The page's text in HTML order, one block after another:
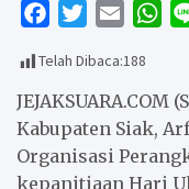
c
e
b
o
i
t
t
e
a
i
l
W
t
s
A
Telah Dibaca:188
Kabupaten Siak,
Organisasi
kepanitiaan Hari